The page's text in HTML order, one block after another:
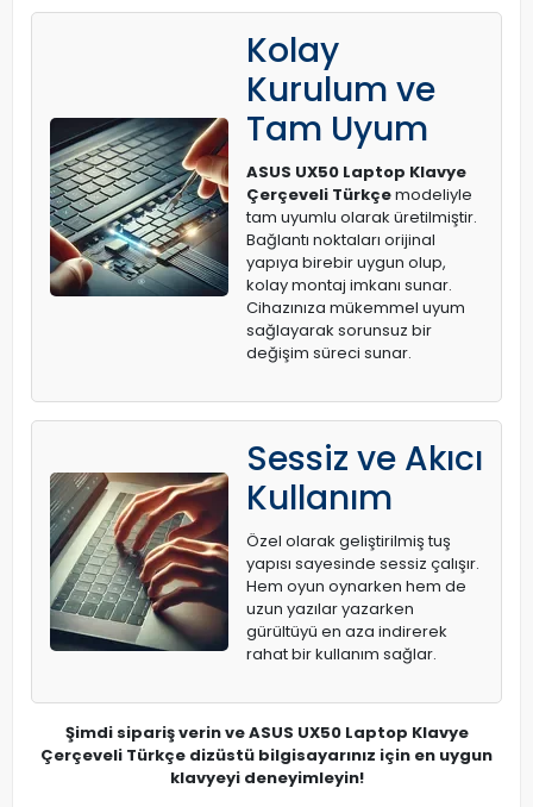
Kolay
Kurulum ve
Tam Uyum
ASUS UX50 Laptop Klavye
Çerçeveli Türkçemodeliyle
tam uyumlu olarak üretilmiştir.
Bağlantı noktaları orijinal
yapıya birebir uygun olup,
kolay montaj imkanı sunar.
Cihazınıza mükemmel uyum
sağlayarak sorunsuz bir
değişim süreci sunar.
Sessiz ve Akıcı
Kullanım
Özel olarak geliştirilmiş tuş
yapısı sayesinde sessiz çalışır.
Hem oyun oynarken hem de
uzun yazılar yazarken
gürültüyü en aza indirerek
rahat bir kullanım sağlar.
Şimdi sipariş verin ve ASUS UX50 Laptop Klavye
Çerçeveli Türkçe dizüstü bilgisayarınız için en uygun
klavyeyi deneyimleyin!